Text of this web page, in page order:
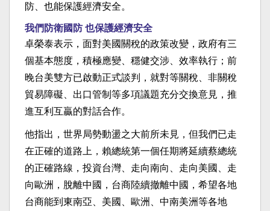
防、也能保護經濟安全。
我們防衛國防 也保護經濟安全
卓榮泰表示，面對美國關稅的政策改變，政府有三
個基本態度，積極應變、穩健交涉、效率執行；前
晚台美雙方已啟動正式談判，就對等關稅、非關稅
貿易障礙、出口管制等多項議題充分交換意見，推
進互利互贏的對話合作。
他指出，世界局勢動盪之大前所未見，但我們已走
在正確的道路上，賴總統第一個任期將延續蔡總統
的正確路線，投資台灣、走向南向、走向美國、走
向歐洲，脫離中國，台商陸續撤離中國，希望各地
台商能到東南亞、美國、歐洲、中南美洲等各地